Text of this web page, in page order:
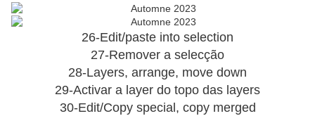
26-Edit/paste into selection
27-Remover a selecção
28-Layers, arrange, move down
29-Activar a layer do topo das layers
30-Edit/Copy special, copy merged